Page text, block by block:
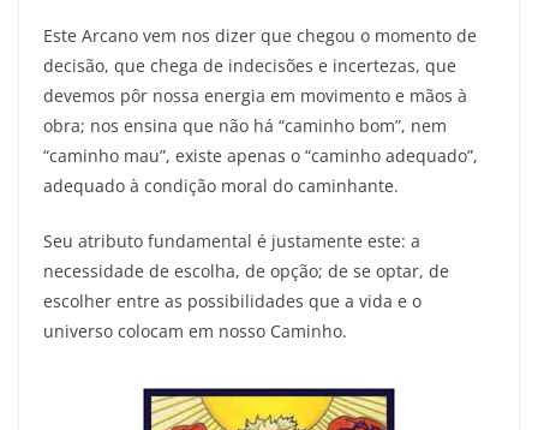
Este Arcano vem nos dizer que chegou o momento de
decisão, que chega de indecisões e incertezas, que
devemos pôr nossa energia em movimento e mãos à
obra; nos ensina que não há “caminho bom”, nem
“caminho mau”, existe apenas o “caminho adequado”,
adequado à condição moral do caminhante.
Seu atributo fundamental é justamente este: a
necessidade de escolha, de opção; de se optar, de
escolher entre as possibilidades que a vida e o
universo colocam em nosso Caminho.